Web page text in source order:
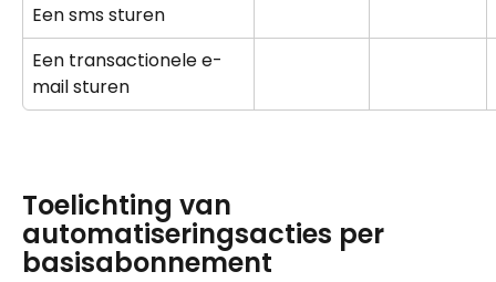
Een sms sturen
Een transactionele e-
mail sturen
Toelichting van
automatiseringsacties per
basisabonnement